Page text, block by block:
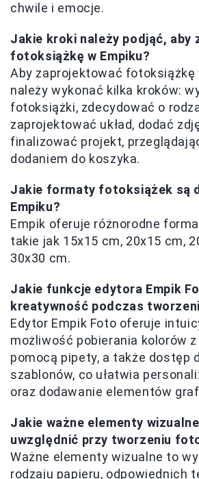
chwile i emocje.
Jakie kroki należy podjąć, aby
fotoksiążkę w Empiku?
Aby zaprojektować fotoksiążkę
należy wykonać kilka kroków:
fotoksiążki, zdecydować o
zaprojektować układ, dodać
finalizować projekt,
dodaniem do koszyka.
Jakie formaty fotoksiążek są
Empiku?
Empik oferuje różnorodne
takie jak 15x15 cm, 20x15 cm,
30x30 cm.
Jakie funkcje edytora Empik
kreatywność podczas
Edytor Empik Foto oferuje
możliwość pobierania kolorów
pomocą pipety, a także dostęp
szablonów, co ułatwia
oraz dodawanie elementów
Jakie ważne elementy
uwzględnić przy tworzeniu
Ważne elementy wizualne to
rodzaju papieru, odpowiednich